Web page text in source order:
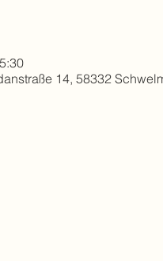
14, 58332